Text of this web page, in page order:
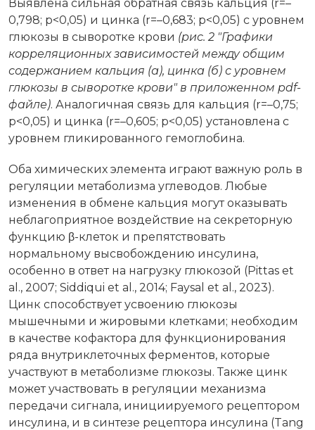
Выявлена сильная обратная связь кальция (r=–
0,798; p<0,05) и цинка (r=–0,683; p<0,05) с уровнем
глюкозы в сыворотке крови (рис. 2 "Графики
корреляционных зависимостей между общим
содержанием кальция (а), цинка (б) с уровнем
глюкозы в сыворотке крови" в приложенном pdf-
файле). Аналогичная связь для кальция (r=–0,75;
p<0,05) и цинка (r=–0,605; p<0,05) установлена с
уровнем гликированного гемоглобина.
Оба химических элемента играют важную роль в
регуляции метаболизма углеводов. Любые
изменения в обмене кальция могут оказывать
неблагоприятное воздействие на секреторную
функцию β-клеток и препятствовать
нормальному высвобождению инсулина,
особенно в ответ на нагрузку глюкозой (Pittas et
al., 2007; Siddiqui et al., 2014; Faysal et al., 2023).
Цинк способствует усвоению глюкозы
мышечными и жировыми клетками; необходим
в качестве кофактора для функционирования
ряда внутриклеточных ферментов, которые
участвуют в метаболизме глюкозы. Также цинк
может участвовать в регуляции механизма
передачи сигнала, инициируемого рецептором
инсулина, и в синтезе рецептора инсулина (Tang